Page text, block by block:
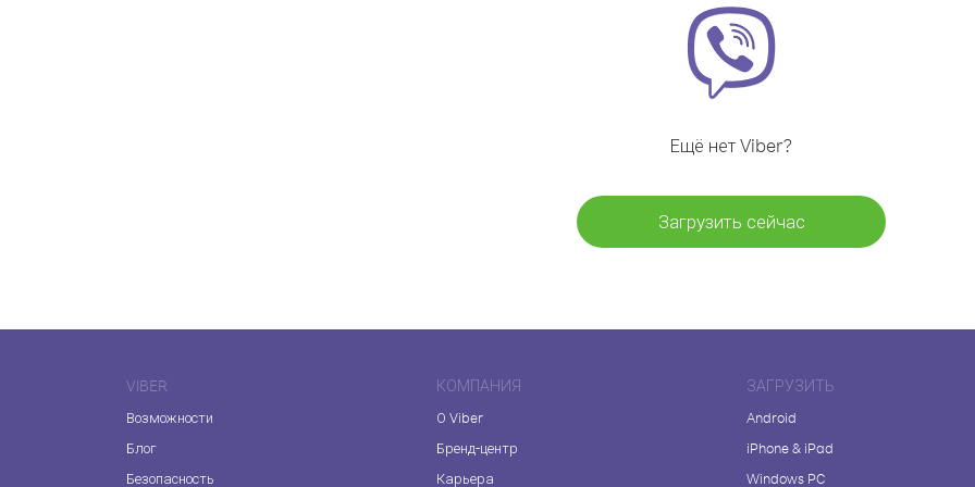
Ещё нет Viber?
Загрузить сейчас
VIBER
Возможности
Блог
Безопасность
КОМПАНИЯ
О Viber
Бренд-центр
Карьера
ЗАГРУЗИТЬ
Android
iPhone & iPad
Windows PC